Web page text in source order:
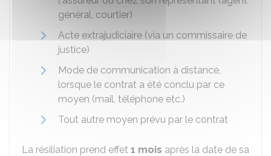
général, courtier)
Acte extrajudiciaire (via un commissaire de
justice)
Mode de communication à distance,
lorsque le contrat a été conclu par ce
moyen (mail, téléphone etc.)
Tout autre moyen prévu par le contrat
La résiliation prend effet 1 mois après la date de sa